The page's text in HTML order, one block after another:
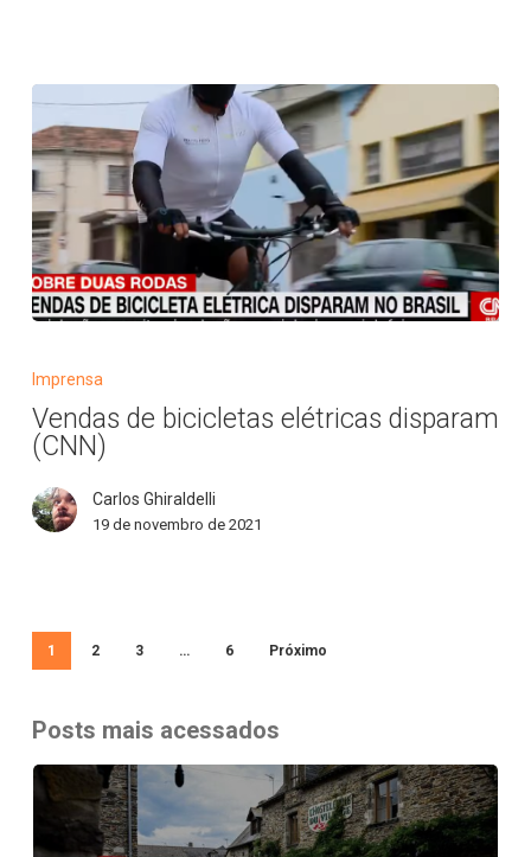
de
bicicletas
elétricas
disparam
(CNN)
Imprensa
Vendas de bicicletas elétricas disparam
(CNN)
Carlos Ghiraldelli
19 de novembro de 2021
1 2 3 … 6 Próximo
Posts mais acessados